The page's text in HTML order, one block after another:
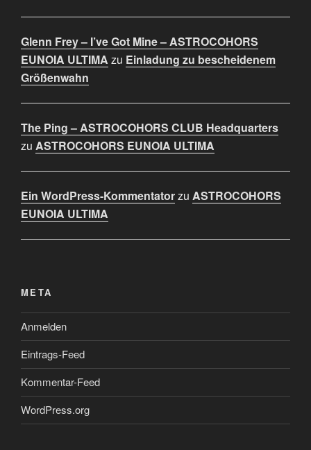
Glenn Frey – I’ve Got Mine – ASTROCOHORS
EUNOIA ULTIMA zu Einladung zu bescheidenem
Größenwahn
The Ping – ASTROCOHORS CLUB Headquarters
zu ASTROCOHORS EUNOIA ULTIMA
Ein WordPress-Kommentatorzu ASTROCOHORS
EUNOIA ULTIMA
META
Anmelden
Eintrags-Feed
Kommentar-Feed
WordPress.org